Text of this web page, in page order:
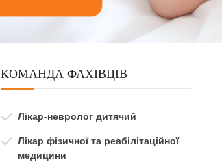
КОМАНДА ФАХІВЦІВ
Лікар-невролог дитячий
Лікар фізичної та реабілітаційної
медицини